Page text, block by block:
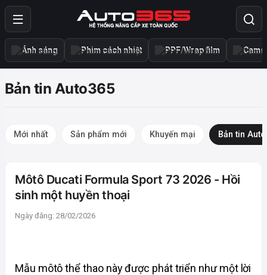
Ánh sáng Phim cách nhiệt PPF/Wrap film
Bản tin Auto365
Mới nhất Sản phẩm mới Khuyến mại Bản tin
Môtô Ducati Formula Sport 73 2026 - Hồi
sinh một huyền thoại
Ngày đăng: 28/02/2026
Mẫu môtô thể thao này được phát triển như một lời